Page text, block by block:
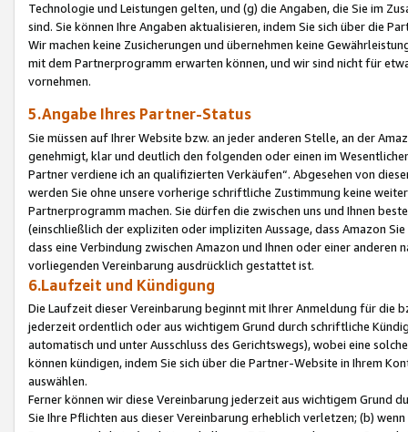
Technologie und Leistungen gelten, und (g) die Angaben, die Sie im
sind. Sie können Ihre Angaben aktualisieren, indem Sie sich über die
Wir machen keine Zusicherungen und übernehmen keine
mit dem Partnerprogramm erwarten können, und wir sind nicht für
vornehmen.
5.Angabe Ihres Partner-Status
Sie müssen auf Ihrer Website bzw. an jeder anderen Stelle, an der
genehmigt, klar und deutlich den folgenden oder einen im
Partner verdiene ich an qualifizierten Verkäufen“. Abgesehen von
werden Sie ohne unsere vorherige schriftliche Zustimmung keine
Partnerprogramm machen. Sie dürfen die zwischen uns und Ihnen
(einschließlich der expliziten oder impliziten Aussage, dass Amazon
dass eine Verbindung zwischen Amazon und Ihnen oder einer
vorliegenden Vereinbarung ausdrücklich gestattet ist.
6.Laufzeit und Kündigung
Die Laufzeit dieser Vereinbarung beginnt mit Ihrer Anmeldung für die
jederzeit ordentlich oder aus wichtigem Grund durch schriftliche
automatisch und unter Ausschluss des Gerichtswegs), wobei eine
können kündigen, indem Sie sich über die Partner-Website in Ihrem
auswählen.
Ferner können wir diese Vereinbarung jederzeit aus wichtigem Grund
Sie Ihre Pflichten aus dieser Vereinbarung erheblich verletzen; (b)